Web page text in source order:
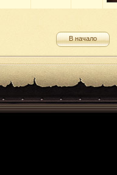
В начало